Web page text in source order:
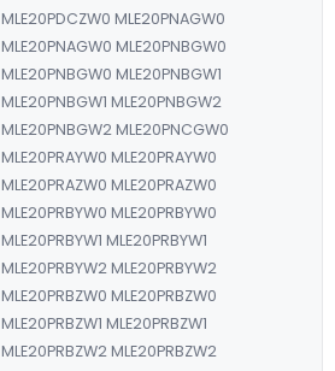
MLE20PDCZW0 MLE20PNAGW0
MLE20PNAGW0 MLE20PNBGW0
MLE20PNBGW0 MLE20PNBGW1
MLE20PNBGW1 MLE20PNBGW2
MLE20PNBGW2 MLE20PNCGW0
MLE20PRAYW0 MLE20PRAYW0
MLE20PRAZW0 MLE20PRAZW0
MLE20PRBYW0 MLE20PRBYW0
MLE20PRBYW1 MLE20PRBYW1
MLE20PRBYW2 MLE20PRBYW2
MLE20PRBZW0 MLE20PRBZW0
MLE20PRBZW1 MLE20PRBZW1
MLE20PRBZW2 MLE20PRBZW2